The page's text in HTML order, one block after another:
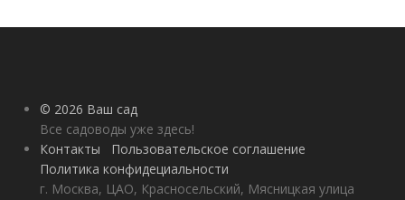
© 2026 Ваш сад
Все садоводы уже здесь!
Контакты
Пользовательское соглашение
Политика конфидециальности
г. Москва, ЦАО, Красносельский, Мясницкая улица